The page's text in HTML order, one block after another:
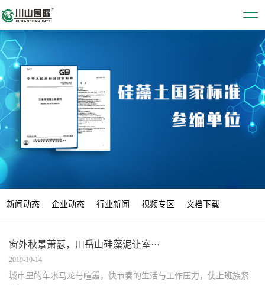
新闻动态 企业动态 行业新闻 视频专区 文档下载
窗外秋景萧瑟，川岳山硅藻泥让室···
2019-10-14
城市里的车水马龙与喧嚣，快节奏的生活与工作压力，使上班族紧